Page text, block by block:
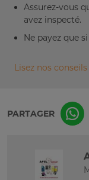
Assurez-vous
avez inspecté.
Ne payez que
Lisez nos
PARTAGER